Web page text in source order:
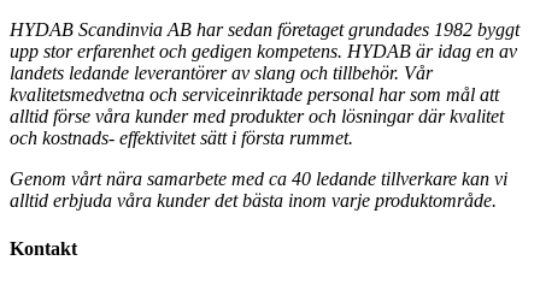
HYDAB Scandinvia AB har sedan företaget grundades 1982 byggt
upp stor erfarenhet och gedigen kompetens. HYDAB är idag en av
landets ledande leverantörer av slang och tillbehör. Vår
kvalitetsmedvetna och serviceinriktade personal har som mål att
alltid förse våra kunder med produkter och lösningar där kvalitet
och kostnads- effektivitet sätt i första rummet.
Genom vårt nära samarbete med ca 40 ledande tillverkare kan vi
alltid erbjuda våra kunder det bästa inom varje produktområde.
Kontakt